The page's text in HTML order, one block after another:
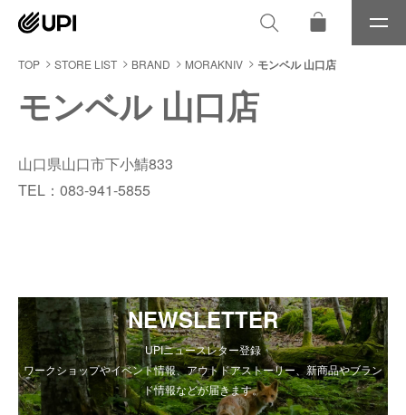
メ
ニ
TOP STORE LIST BRAND MORAKNIV モンベル 山口店
モンベル 山口店
山口県山口市下小鯖833
TEL：083-941-5855
NEWSLETTER
UPIニュースレター登録
ワークショップやイベント情報、アウトドアストーリー、新商品やブラン
ド情報などが届きます。